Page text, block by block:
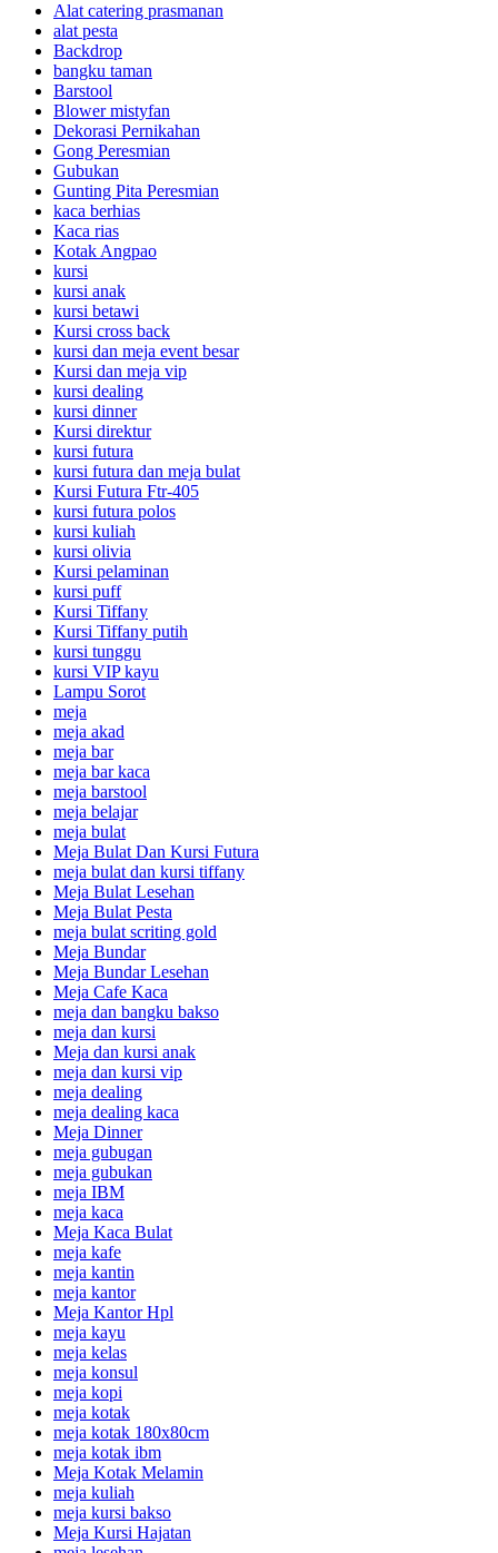
Alat catering prasmanan
alat pesta
Backdrop
bangku taman
Barstool
Blower mistyfan
Dekorasi Pernikahan
Gong Peresmian
Gubukan
Gunting Pita Peresmian
kaca berhias
Kaca rias
Kotak Angpao
kursi
kursi anak
kursi betawi
Kursi cross back
kursi dan meja event besar
Kursi dan meja vip
kursi dealing
kursi dinner
Kursi direktur
kursi futura
kursi futura dan meja bulat
Kursi Futura Ftr-405
kursi futura polos
kursi kuliah
kursi olivia
Kursi pelaminan
kursi puff
Kursi Tiffany
Kursi Tiffany putih
kursi tunggu
kursi VIP kayu
Lampu Sorot
meja
meja akad
meja bar
meja bar kaca
meja barstool
meja belajar
meja bulat
Meja Bulat Dan Kursi Futura
meja bulat dan kursi tiffany
Meja Bulat Lesehan
Meja Bulat Pesta
meja bulat scriting gold
Meja Bundar
Meja Bundar Lesehan
Meja Cafe Kaca
meja dan bangku bakso
meja dan kursi
Meja dan kursi anak
meja dan kursi vip
meja dealing
meja dealing kaca
Meja Dinner
meja gubugan
meja gubukan
meja IBM
meja kaca
Meja Kaca Bulat
meja kafe
meja kantin
meja kantor
Meja Kantor Hpl
meja kayu
meja kelas
meja konsul
meja kopi
meja kotak
meja kotak 180x80cm
meja kotak ibm
Meja Kotak Melamin
meja kuliah
meja kursi bakso
Meja Kursi Hajatan